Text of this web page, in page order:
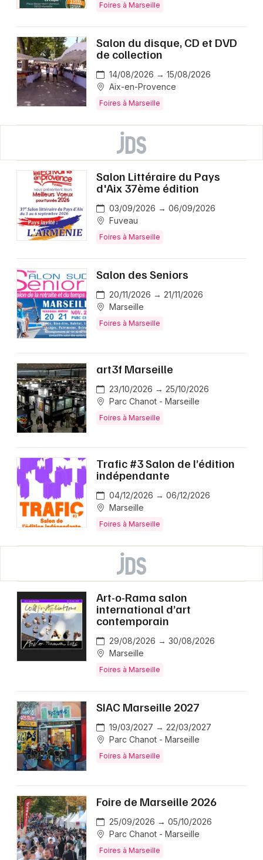
Foires à Marseille
Salon du disque, CD et DVD
de collection
14/08/2026 → 15/08/2026
Aix-en-Provence
Foires à Marseille
Salon Littéraire du Pays
d'Aix 37ème édition
03/09/2026 → 06/09/2026
Fuveau
Foires à Marseille
Salon des Seniors
20/11/2026 → 21/11/2026
Marseille
Foires à Marseille
art3f Marseille
23/10/2026 → 25/10/2026
Parc Chanot - Marseille
Foires à Marseille
Trafic #3 Salon de l’édition
indépendante
04/12/2026 → 06/12/2026
Marseille
Foires à Marseille
Art-o-Rama salon
international d’art
contemporain
29/08/2026 → 30/08/2026
Marseille
Foires à Marseille
SIAC Marseille 2027
19/03/2027 → 22/03/2027
Parc Chanot - Marseille
Foires à Marseille
Foire de Marseille 2026
25/09/2026 → 05/10/2026
Parc Chanot - Marseille
Foires à Marseille